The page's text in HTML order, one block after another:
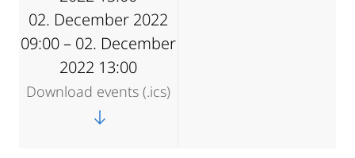
02. December 2022
09:00 – 02. December
2022 13:00
Download events (.ics)